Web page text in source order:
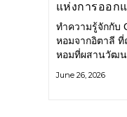
แห่งการออก
หอม ผสานสไ
ทำความรู้จักกับ
หอมจากอิตาลี
หอมที่ผสานวัฒน
แบรนด์เครื่องห
June 26, 2026